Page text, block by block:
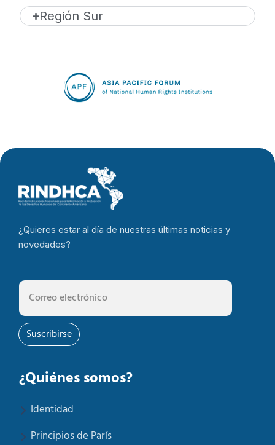
Región Sur
¿Quieres estar al día de nuestras últimas noticias y
novedades?
Suscribirse
¿Quiénes somos?
Identidad
Principios de París